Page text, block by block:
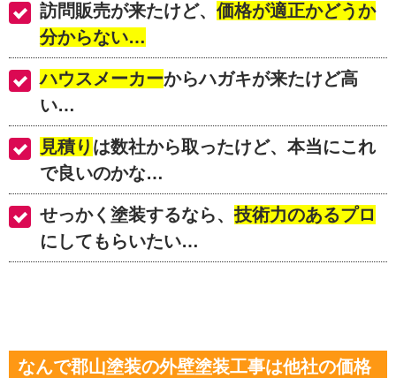
訪問販売が来たけど、 価格が適正かどうか
分からない…
ハウスメーカーからハガキが来たけど高
い…
見積り は数社から取ったけど、本当にこれ
で良いのかな…
せっかく塗装するなら、 技術力のあるプロ
にしてもらいたい…
なんで郡山塗装の外壁塗装工事は他社の価格